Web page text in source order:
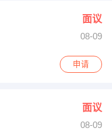
面议
08-09
申请
面议
08-09